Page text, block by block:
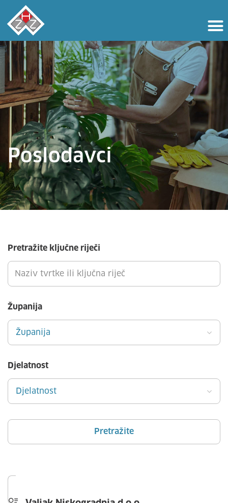
Poslodavci
Pretražite ključne riječi
Županija
Županija
Djelatnost
Djelatnost